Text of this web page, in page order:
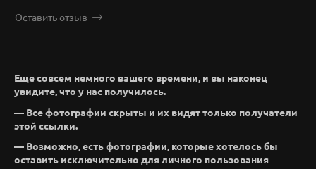
Оставить отзыв
Еще совсем немного вашего времени, и вы наконец
увидите, что у нас получилось.
— Все фотографии скрыты и их видят только получатели
этой ссылки.
— Возможно, есть фотографии, которые хотелось бы
оставить исключительно для личного пользования